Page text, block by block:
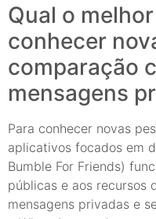
Qual o
conhecer
comparação
mensagens
Para conhecer novas
aplicativos focados em
Bumble For Friends)
públicas e aos recursos
mensagens privadas e